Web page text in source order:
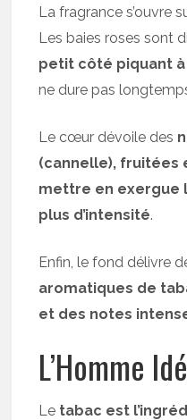
La fragrance s’ouvre
Les baies roses sont
petit côté piquant à
ne dure pas
Le cœur dévoile des
(cannelle), fruitées
mettre en exergue
plus d’intensité.
Enfin, le fond délivre
aromatiques de
et des notes
L’Homme
Le tabac est